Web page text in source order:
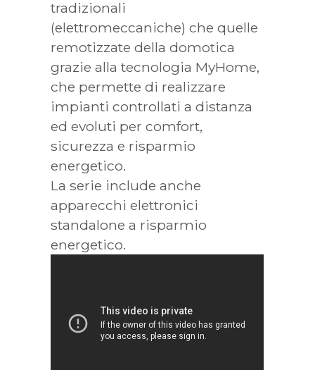
tradizionali
(elettromeccaniche) che quelle
remotizzate della domotica
grazie alla tecnologia MyHome,
che permette di realizzare
impianti controllati a distanza
ed evoluti per comfort,
sicurezza e risparmio
energetico.
La serie include anche
apparecchi elettronici
standalone a risparmio
energetico.